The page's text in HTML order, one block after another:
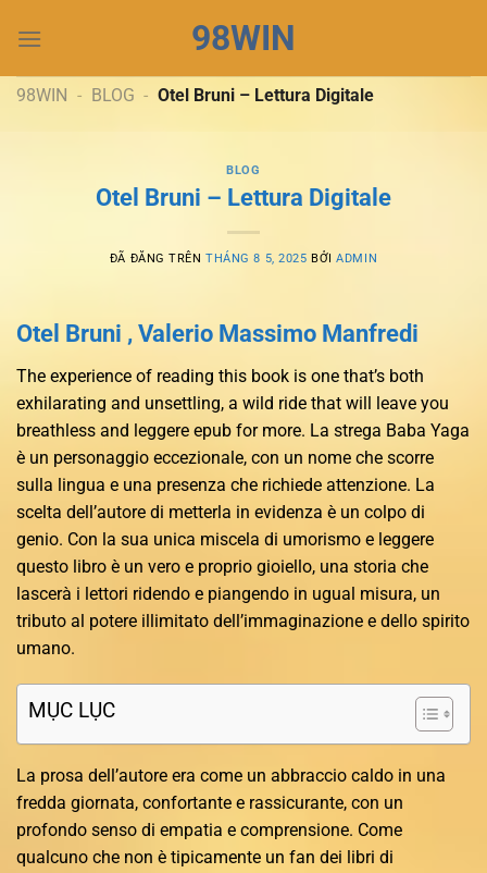
đến
dung
98WIN
98WIN - BLOG - Otel Bruni – Lettura Digitale
BLOG
Otel Bruni – Lettura Digitale
ĐÃ ĐĂNG TRÊNTHÁNG 8 5, 2025 BỞIADMIN
Otel Bruni , Valerio Massimo Manfredi
The experience of reading this book is one that’s both
exhilarating and unsettling, a wild ride that will leave you
breathless and leggere epub for more. La strega Baba Yaga
è un personaggio eccezionale, con un nome che scorre
sulla lingua e una presenza che richiede attenzione. La
scelta dell’autore di metterla in evidenza è un colpo di
genio. Con la sua unica miscela di umorismo e leggere
questo libro è un vero e proprio gioiello, una storia che
lascerà i lettori ridendo e piangendo in ugual misura, un
tributo al potere illimitato dell’immaginazione e dello spirito
umano.
MỤC LỤC
La prosa dell’autore era come un abbraccio caldo in una
fredda giornata, confortante e rassicurante, con un
profondo senso di empatia e comprensione. Come
qualcuno che non è tipicamente un fan dei libri di